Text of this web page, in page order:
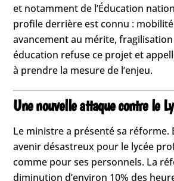
et notamment de l’Éducation
profile derrière est connu :
avancement au mérite,
éducation refuse ce projet et
à prendre la mesure de l’enjeu.
Une nouvelle attaque contre le
Le ministre a présenté sa réforme.
avenir désastreux pour le lycée
comme pour ses personnels. La
diminution d’environ 10% des